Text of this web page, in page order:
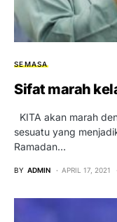
SEMASA
Sifat marah
KITA akan marah
sesuatu yang
Ramadan…
BY ADMIN APRIL 17, 2021